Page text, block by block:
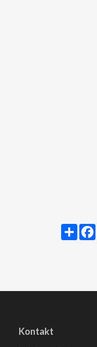
Share
Kontakt